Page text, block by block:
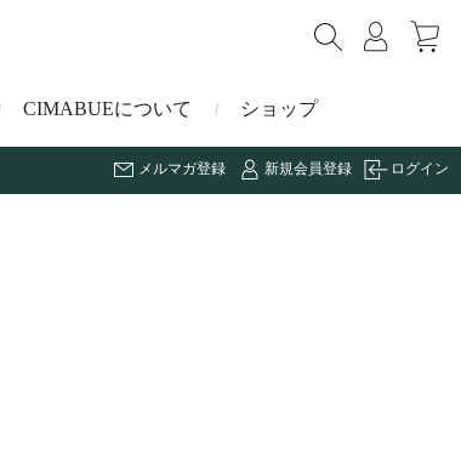
ショルダーバッグ
ミニ財布マルゴー
CIMABUEについて ショップ
メルマガ登録 新規会員登録 ログイン